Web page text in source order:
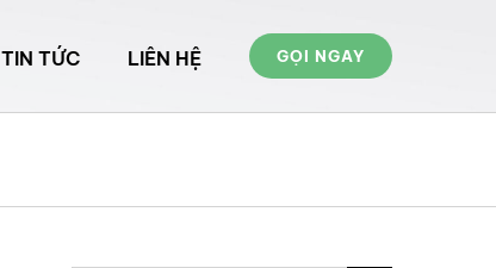
TIN TỨC LIÊN HỆ GỌI NGAY